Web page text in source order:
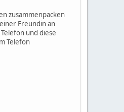
zusammenpacken
Freundin an
und diese
Telefon